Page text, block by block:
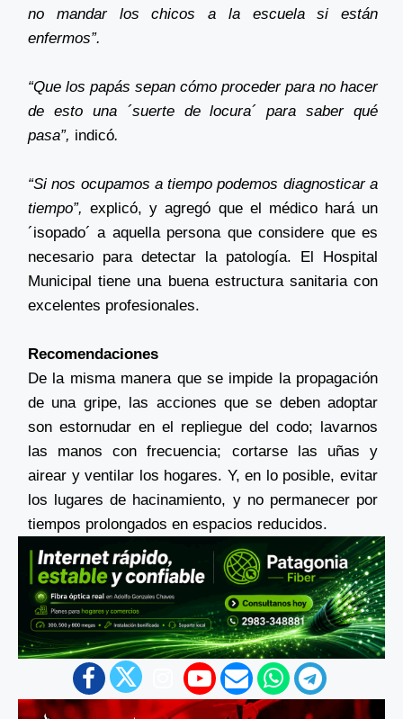
no mandar los chicos a la escuela si están
enfermos”.
“Que los papás sepan cómo proceder para no hacer
de esto una ´suerte de locura´ para saber qué
pasa”, indicó.
“Si nos ocupamos a tiempo podemos diagnosticar a
tiempo”, explicó, y agregó que el médico hará un
´isopado´ a aquella persona que considere que es
necesario para detectar la patología. El Hospital
Municipal tiene una buena estructura sanitaria con
excelentes profesionales.
Recomendaciones
De la misma manera que se impide la propagación
de una gripe, las acciones que se deben adoptar
son estornudar en el repliegue del codo; lavarnos
las manos con frecuencia; cortarse las uñas y
airear y ventilar los hogares. Y, en lo posible, evitar
los lugares de hacinamiento, y no permanecer por
tiempos prolongados en espacios reducidos.